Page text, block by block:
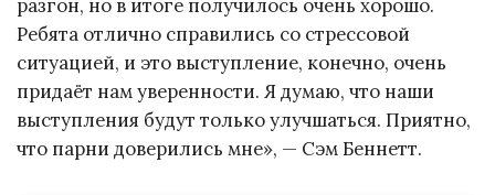
разгон, но в итоге получилось очень хорошо.
Ребята отлично справились со стрессовой
ситуацией, и это выступление, конечно, очень
придаёт нам уверенности. Я думаю, что наши
выступления будут только улучшаться. Приятно,
что парни доверились мне», — Сэм Беннетт.